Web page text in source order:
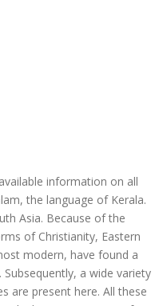
information on all
the language of Kerala.
Asia. Because of the
of Christianity, Eastern
modern, have found a
a wide variety
are present here. All these